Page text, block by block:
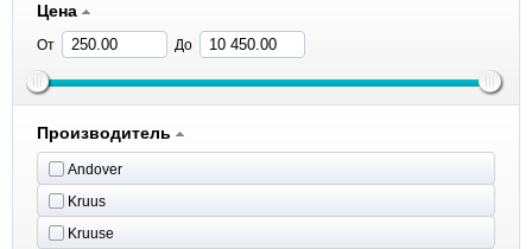
Цена
От До
Производитель
Andover
Kruus
Kruuse